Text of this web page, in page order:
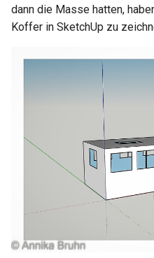
dann die Masse hatten,
Koffer in SketchUp zu